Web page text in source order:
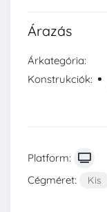
Árazás
Árkategória:
Konstrukciók:
Platform:
Cégméret:
Kis